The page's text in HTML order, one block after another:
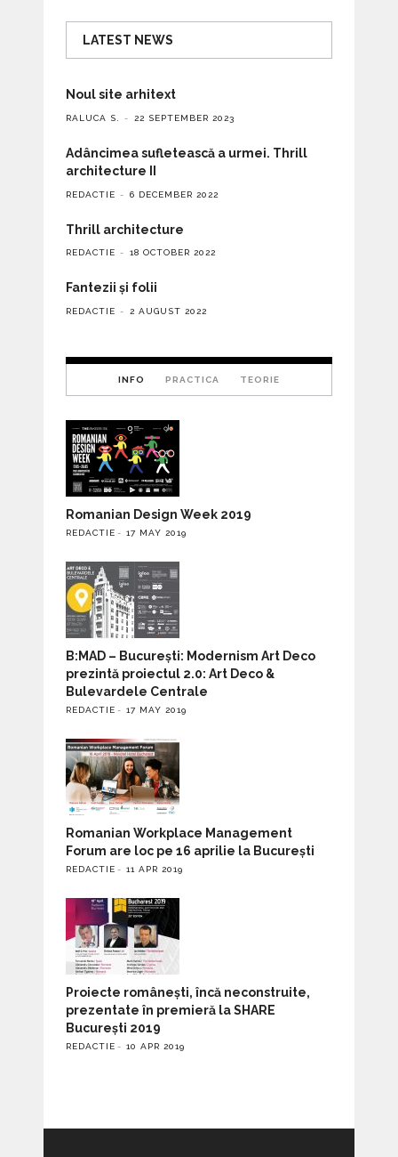
LATEST NEWS
Noul site arhitext
RALUCA S. 22 SEPTEMBER 2023
Adâncimea sufletească a urmei. Thrill
architecture II
REDACTIE 6 DECEMBER 2022
Thrill architecture
REDACTIE 18 OCTOBER 2022
Fantezii și folii
REDACTIE 2 AUGUST 2022
INFO PRACTICA TEORIE
Romanian Design Week 2019
REDACTIE 17 MAY 2019
B:MAD – București: Modernism Art Deco
prezintă proiectul 2.0: Art Deco &
Bulevardele Centrale
REDACTIE 17 MAY 2019
Romanian Workplace Management
Forum are loc pe 16 aprilie la București
REDACTIE 11 APR 2019
Proiecte românești, încă neconstruite,
prezentate în premieră la SHARE
București 2019
REDACTIE 10 APR 2019